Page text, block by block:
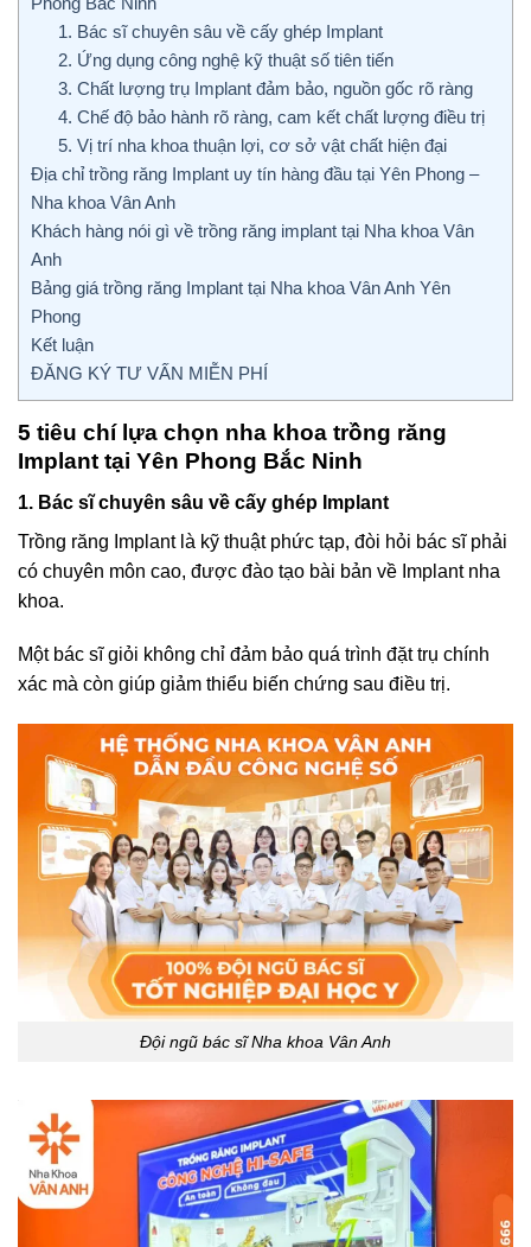
1. Bác sĩ chuyên sâu về cấy ghép Implant
2. Ứng dụng công nghệ kỹ thuật số tiên tiến
3. Chất lượng trụ Implant đảm bảo, nguồn gốc rõ ràng
4. Chế độ bảo hành rõ ràng, cam kết chất lượng điều trị
5. Vị trí nha khoa thuận lợi, cơ sở vật chất hiện đại
Địa chỉ trồng răng Implant uy tín hàng đầu tại Yên Phong –
Nha khoa Vân Anh
Khách hàng nói gì về trồng răng implant tại Nha khoa Vân
Anh
Bảng giá trồng răng Implant tại Nha khoa Vân Anh Yên
Phong
Kết luận
ĐĂNG KÝ TƯ VẤN MIỄN PHÍ
5 tiêu chí lựa chọn nha khoa trồng răng
Implant tại Yên Phong Bắc Ninh
1. Bác sĩ chuyên sâu về cấy ghép Implant
Trồng răng Implant là kỹ thuật phức tạp, đòi hỏi bác sĩ phải
có chuyên môn cao, được đào tạo bài bản về Implant nha
khoa.
Một bác sĩ giỏi không chỉ đảm bảo quá trình đặt trụ chính
xác mà còn giúp giảm thiểu biến chứng sau điều trị.
Đội ngũ bác sĩ Nha khoa Vân Anh